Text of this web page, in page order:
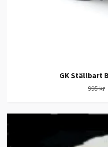
GK Ställbart
995 kr